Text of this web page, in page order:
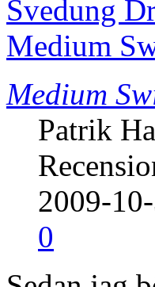
Medium
Patrik
2009-
0